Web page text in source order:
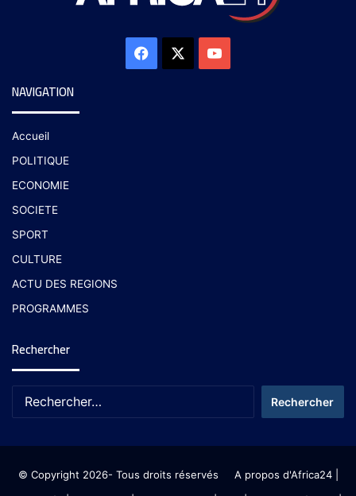
NAVIGATION
Accueil
POLITIQUE
ECONOMIE
SOCIETE
SPORT
CULTURE
ACTU DES REGIONS
PROGRAMMES
Rechercher
© Copyright 2026- Tous droits réservés A propos d'Africa24|